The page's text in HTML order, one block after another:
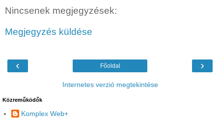
Nincsenek megjegyzések:
Megjegyzés küldése
‹ ›
Főoldal
Internetes verzió megtekintése
Közreműködők
Komplex Web+